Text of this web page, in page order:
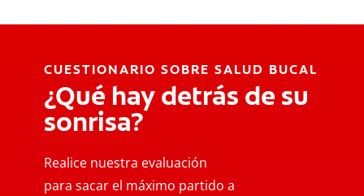
CUESTIONARIO SOBRE SALUD BUCAL
¿Qué hay detrás de su
sonrisa?
Realice nuestra evaluación
para sacar el máximo partido a